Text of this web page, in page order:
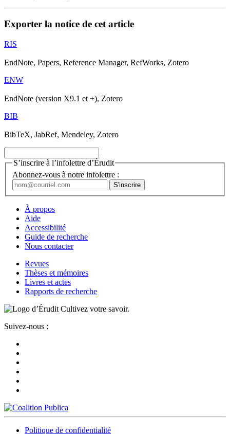
Exporter la notice de cet article
RIS
EndNote, Papers, Reference Manager, RefWorks, Zotero
ENW
EndNote (version X9.1 et +), Zotero
BIB
BibTeX, JabRef, Mendeley, Zotero
S’inscrire à l’infolettre d’Érudit
Abonnez-vous à notre infolettre :
À propos
Aide
Accessibilité
Guide de recherche
Nous contacter
Revues
Thèses et mémoires
Livres et actes
Rapports de recherche
Cultivez votre savoir.
Suivez-nous :
Politique de confidentialité